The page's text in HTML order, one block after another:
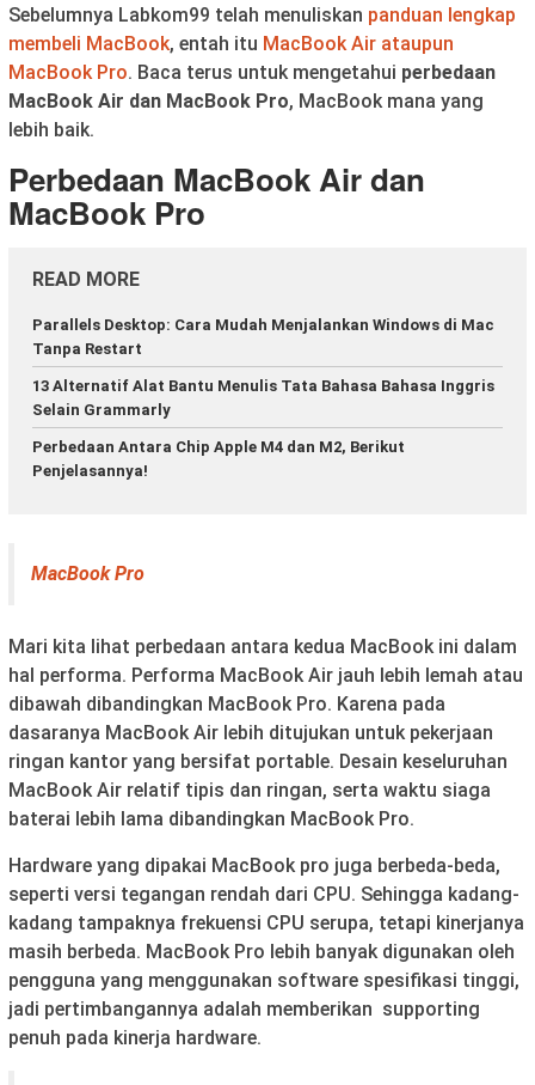
Sebelumnya Labkom99 telah menuliskan panduan lengkap
membeli MacBook, entah itu MacBook Air ataupun
MacBook Pro. Baca terus untuk mengetahui perbedaan
MacBook Air dan MacBook Pro, MacBook mana yang
lebih baik.
Perbedaan MacBook Air dan
MacBook Pro
READ MORE
Parallels Desktop: Cara Mudah Menjalankan Windows di Mac
Tanpa Restart
13 Alternatif Alat Bantu Menulis Tata Bahasa Bahasa Inggris
Selain Grammarly
Perbedaan Antara Chip Apple M4 dan M2, Berikut
Penjelasannya!
MacBook Pro
Mari kita lihat perbedaan antara kedua MacBook ini dalam
hal performa. Performa MacBook Air jauh lebih lemah atau
dibawah dibandingkan MacBook Pro. Karena pada
dasaranya MacBook Air lebih ditujukan untuk pekerjaan
ringan kantor yang bersifat portable. Desain keseluruhan
MacBook Air relatif tipis dan ringan, serta waktu siaga
baterai lebih lama dibandingkan MacBook Pro.
Hardware yang dipakai MacBook pro juga berbeda-beda,
seperti versi tegangan rendah dari CPU. Sehingga kadang-
kadang tampaknya frekuensi CPU serupa, tetapi kinerjanya
masih berbeda. MacBook Pro lebih banyak digunakan oleh
pengguna yang menggunakan software spesifikasi tinggi,
jadi pertimbangannya adalah memberikan supporting
penuh pada kinerja hardware.